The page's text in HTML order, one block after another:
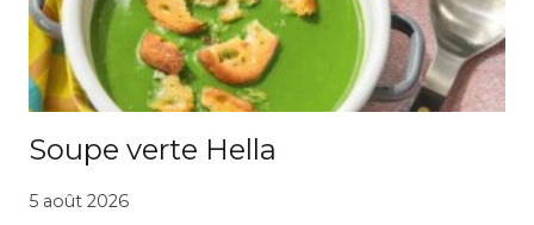
Soupe verte Hella
5 août 2026